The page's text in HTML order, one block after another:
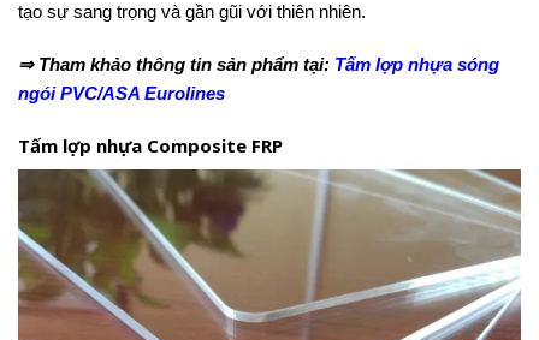
tạo sự sang trọng và gần gũi với thiên nhiên.
⇒ Tham khảo thông tin sản phẩm tại: Tấm lợp nhựa sóng
ngói PVC/ASA Eurolines
Tấm lợp nhựa Composite FRP